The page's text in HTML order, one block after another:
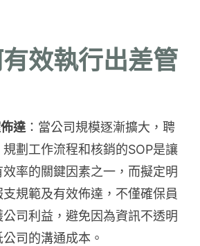
效執行出差管
達 ：當公司規模逐漸擴大，聘
劃工作流程和核銷的SOP是讓
率的關鍵因素之一，而擬定明
規範及有效佈達，不僅確保員
司利益，避免因為資訊不透明
司的溝通成本。